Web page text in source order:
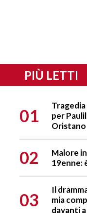
PIÙ LETTI
01
per
Oristano
02
Malore
19enne:
03
Il
mia
davanti a